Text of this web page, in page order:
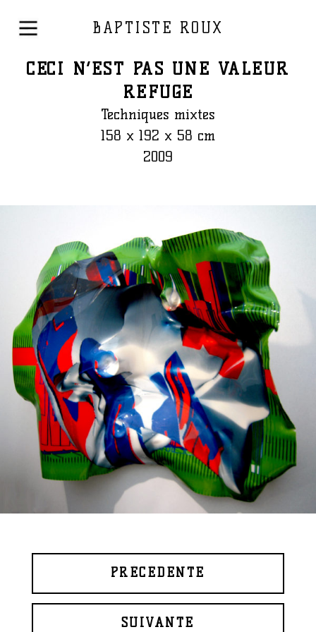
BAPTISTE ROUX
CECI N’EST PAS UNE VALEUR
REFUGE
Techniques mixtes
158 x 192 x 58 cm
2009
PRÉCÉDENTE
SUIVANTE